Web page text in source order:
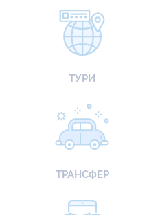
ТУРИ
ТРАНСФЕР